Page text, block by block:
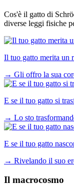
Cos'è il gatto di
diverse leggi fisiche
Il tuo gatto merita un
→ Gli offro la sua
E se il tuo gatto si
→ Lo sto
E se il tuo gatto
→ Rivelando il suo
Il macrocosmo